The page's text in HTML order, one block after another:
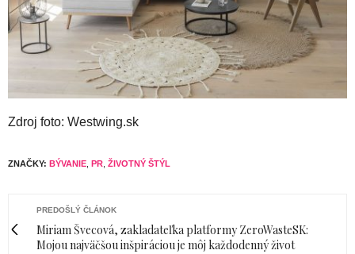
Zdroj foto: Westwing.sk
ZNAČKY: BÝVANIE PR ŽIVOTNÝ ŠTÝL
PREDOŠLÝ ČLÁNOK
Miriam Švecová, zakladateľka platformy ZeroWasteSK:
Mojou najväčšou inšpiráciou je môj každodenný život